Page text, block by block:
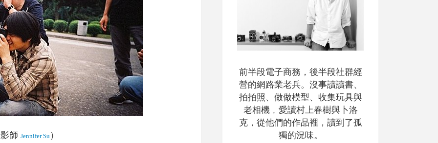
師 Jennifer Su ）
前半段電子商務，後半段社群經
營的網路業老兵。沒事讀讀書、
拍拍照、做做模型、收集玩具與
老相機﹐愛讀村上春樹與卜洛
克，從他們的作品裡，讀到了孤
獨的況味。